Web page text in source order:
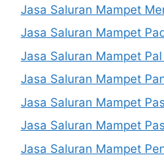
Jasa Saluran Mampet
Jasa Saluran Mampet
Jasa Saluran Mampet
Jasa Saluran Mampet
Jasa Saluran Mampet
Jasa Saluran Mampet
Jasa Saluran Mampet